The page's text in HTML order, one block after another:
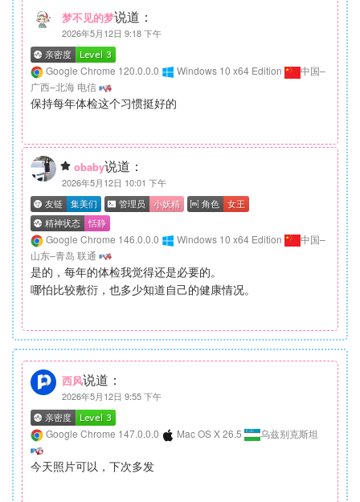
梦不见的梦说道：
2026年5月12日 9:18 下午
Google Chrome 120.0.0.0 Windows 10 x64 Edition
中国–
广西–北海 电信
保持每年体检这个习惯挺好的
obaby说道：
2026年5月12日 10:01 下午
Google Chrome 146.0.0.0 Windows 10 x64 Edition
中国–
山东–青岛 联通
是的，每年的体检我觉得还是必要的。
哪怕比较敷衍，也多少知道自己的健康情况。
西风说道：
2026年5月12日 9:55 下午
Google Chrome 147.0.0.0 Mac OS X 26.5 乌兹别克斯坦
今天照片可以，下次多发